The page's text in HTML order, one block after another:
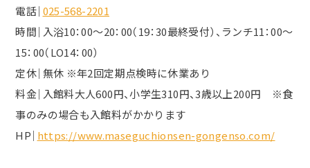
電話｜ 025-568-2201
時間｜入浴10：00～20：00（19：30最終受付）、ランチ11：00〜
15：00（LO14：00）
定休｜無休 ※年2回定期点検時に休業あり
料金｜入館料大人600円、小学生310円、3歳以上200円 ※食
事のみの場合も入館料がかかります
HP｜ https://www.maseguchionsen-gongenso.com/